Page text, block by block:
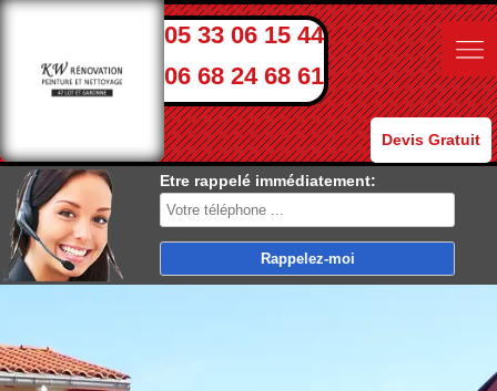
05 33 06 15 44
06 68 24 68 61
Devis Gratuit
Etre rappelé immédiatement: